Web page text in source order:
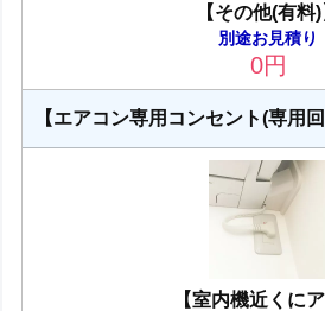
【その他(有料)
別途お見積り
0円
【エアコン専用コンセント(専用回
【室内機近くにア